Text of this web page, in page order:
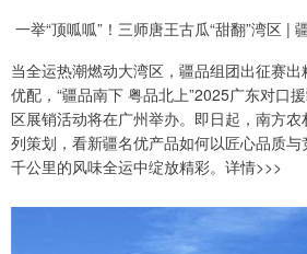
一举“顶呱呱”！三师唐王古瓜“甜翻”湾区 |
当全运热潮燃动大湾区，疆品组团出征赛
优配，“疆品南下 粤品北上”2025广东对口
区展销活动将在广州举办。即日起，南方农
列策划，看新疆名优产品如何以匠心品质
千公里的风味全运中绽放精彩。详情>>>